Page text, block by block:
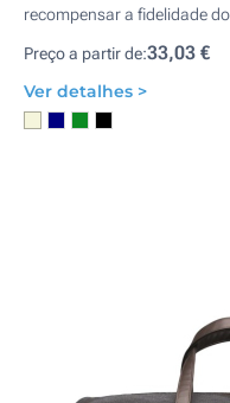
recompensar a fidelidade
Preço a partir de:33,03 €
Ver detalhes >